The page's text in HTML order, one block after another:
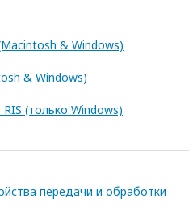
& Windows)
& Windows)
(только Windows)
передачи и обработки